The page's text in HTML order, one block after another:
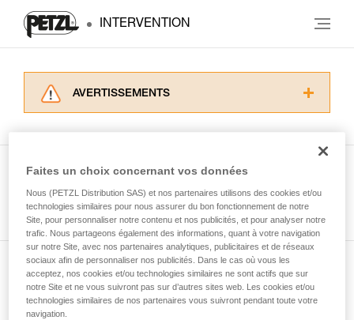
INTERVENTION
AVERTISSEMENTS
informations de la notice technique pour
d’informations.
Maîtriser ces techniques nécessite une
formation et un entraînement spécifique. Validez
avec un professionnel votre capacité à refaire
la manipulation, seul, en toute sécurité, avant
de la reproduire en autonomie.
Nous donnons des exemples de techniques
Voir tous les conseils
Abonnez-vous à la newsletter
et restez connecté à notre actualité
Faites un choix concernant vos données
Nous (PETZL Distribution SAS) et nos partenaires utilisons des cookies et/ou
technologies similaires pour nous assurer du bon fonctionnement de notre
Site, pour personnaliser notre contenu et nos publicités, et pour analyser notre
trafic. Nous partageons également des informations, quant à votre navigation
sur notre Site, avec nos partenaires analytiques, publicitaires et de réseaux
sociaux afin de personnaliser nos publicités. Dans le cas où vous les
acceptez, nos cookies et/ou technologies similaires ne sont actifs que sur
notre Site et ne vous suivront pas sur d’autres sites web. Les cookies et/ou
technologies similaires de nos partenaires vous suivront pendant toute votre
navigation.